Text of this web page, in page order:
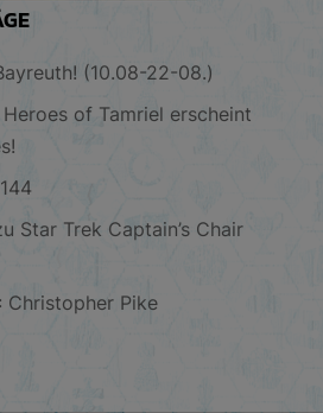
(10.08-22-08.)
of Tamriel erscheint
Star Trek Captain’s Chair
Christopher Pike